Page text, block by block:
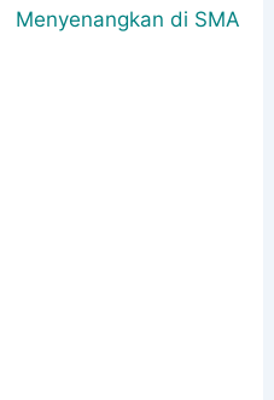
Menyenangkan di SMA